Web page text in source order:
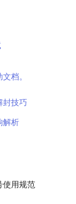
档。
封技巧
解析
使用规范